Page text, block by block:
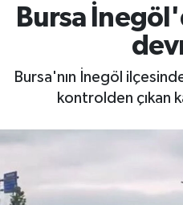
Bursa
Bursa'nın İnegöl
kontrolden çıkan
GÜNDEM
RESMİ İLANLAR
KÖŞE YAZILARI
SİYASET
Bursa Trafik Yoğunluk
Süper Lig Puan
Tüm Manşetler
Son Dakika Haberleri